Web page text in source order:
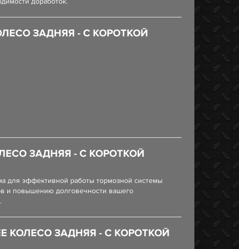
ЗАДНЯЯ - С КОРОТКОЙ
ЗАДНЯЯ - С КОРОТКОЙ
для эффективной работы тормозной системы
и повышению долговечности вашего
КОЛЕСО ЗАДНЯЯ - С КОРОТКОЙ